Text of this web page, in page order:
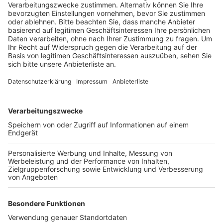
Organisatoren der Aktion.
Veröffentlicht:Freitag, 25.11.2022 13:07
Anzeige
Bei der Wunschzettelaktion können bedürftige Kinder
und diesen an den geschmückten Weihnachtsbaum im
brühl-info aufhängen. Dazu zählen zum Beispiel
Gutscheine von Brühler Geschäften und Einrichtungen,
wie dem ZOOM-Kino, dem Karlsbad oder
Buchhandlungen. Brühler, die einen Wunsch erfüllen
wollen, können den direkt bei der brühl-info bezahlen.
Wer noch einen Wunsch abgeben oder erfüllen will,